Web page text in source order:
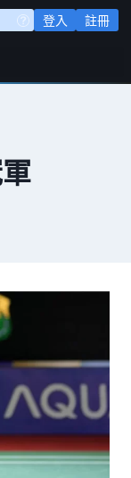
登入 註冊